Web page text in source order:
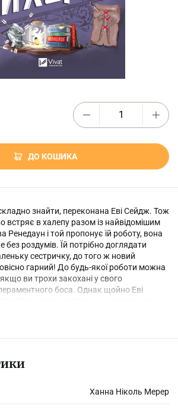
ДО КОШИКА
знайти, переконана Еві Сейдж. Тож
встряє в халепу разом із найвідомішим
Ренедаун і той пропонує їй роботу, вона
роздумів. Їй потрібно доглядати
сестричку, до того ж новий
гарний! До будь-якої роботи можна
ви трохи закохані у свого
боса. Однак щойно Еві
вирішує знищити Лиходія та його
Ханна Ніколь Мерер